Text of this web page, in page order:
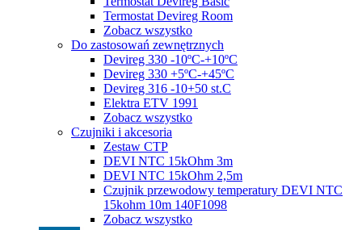
Termostat Devireg Room
Zobacz wszystko
Do zastosowań zewnętrznych
Devireg 330 -10ºC-+10ºC
Devireg 330 +5ºC-+45ºC
Devireg 316 -10+50 st.C
Elektra ETV 1991
Zobacz wszystko
Czujniki i akcesoria
Zestaw CTP
DEVI NTC 15kOhm 3m
DEVI NTC 15kOhm 2,5m
Czujnik przewodowy temperatury DEVI NTC
15kohm 10m 140F1098
Zobacz wszystko